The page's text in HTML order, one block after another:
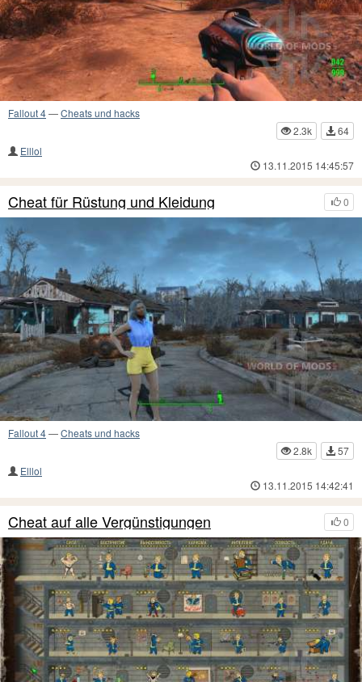
Fallout 4—Cheats und hacks
2.3k
64
Elllol
13.11.2015 14:45:57
0
Cheat für Rüstung und Kleidung
Fallout 4—Cheats und hacks
2.8k
57
Elllol
13.11.2015 14:42:41
0
Cheat auf alle Vergünstigungen